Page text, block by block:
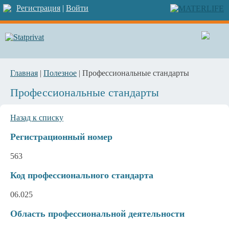
Регистрация | Войти
Главная | Полезное | Профессиональные стандарты
Профессиональные стандарты
Назад к списку
Регистрационный номер
563
Код профессионального стандарта
06.025
Область профессиональной деятельности